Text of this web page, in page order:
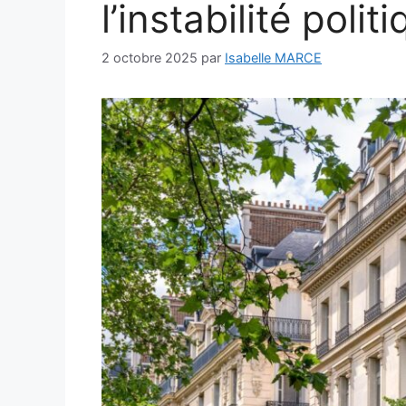
l’instabilité
2 octobre 2025 par Isabelle MARCE